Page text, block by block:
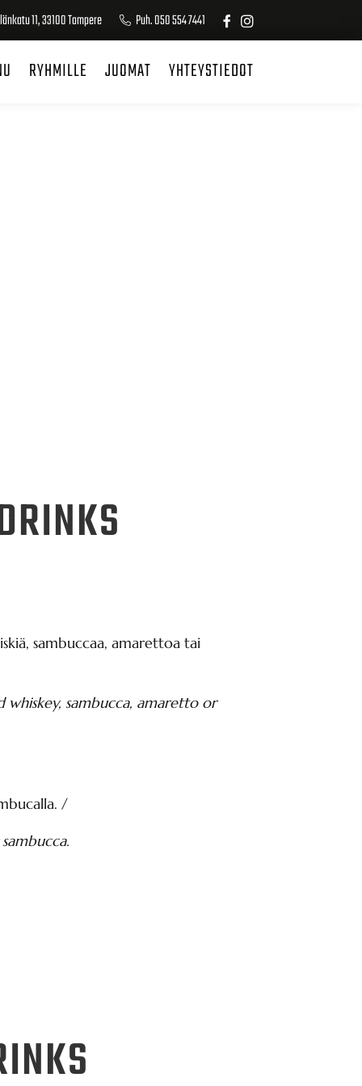
11, 33100 Tampere Puh. 050 554 7441
RYHMILLE JUOMAT YHTEYSTIEDOT
sambuccaa, amarettoa tai
sambucca, amaretto or
/